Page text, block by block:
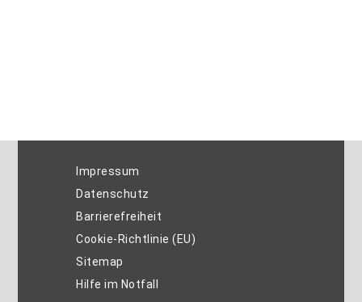
Impressum
Datenschutz
Barrierefreiheit
Cookie-Richtlinie (EU)
Sitemap
Hilfe im Notfall